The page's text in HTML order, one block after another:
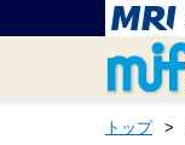
トップ >